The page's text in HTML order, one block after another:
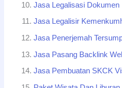
Jasa Legalisasi Dokumen
Jasa Legalisir
Jasa Penerjemah
Jasa Pasang Backlink
Jasa Pembuatan SKCK